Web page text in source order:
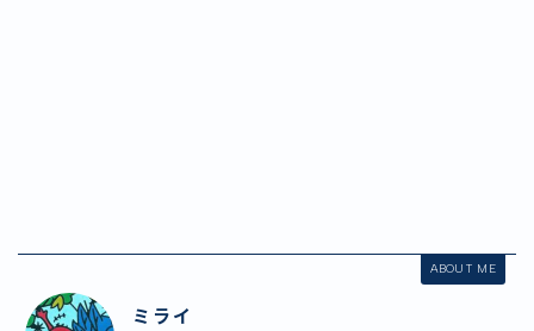
ABOUT ME
ミライ